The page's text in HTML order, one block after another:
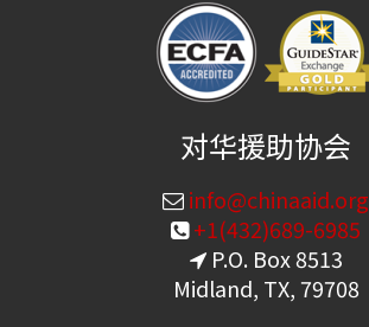
对华援助协会
info@chinaaid.org
+1(432)689-6985
P.O. Box 8513
Midland, TX, 79708